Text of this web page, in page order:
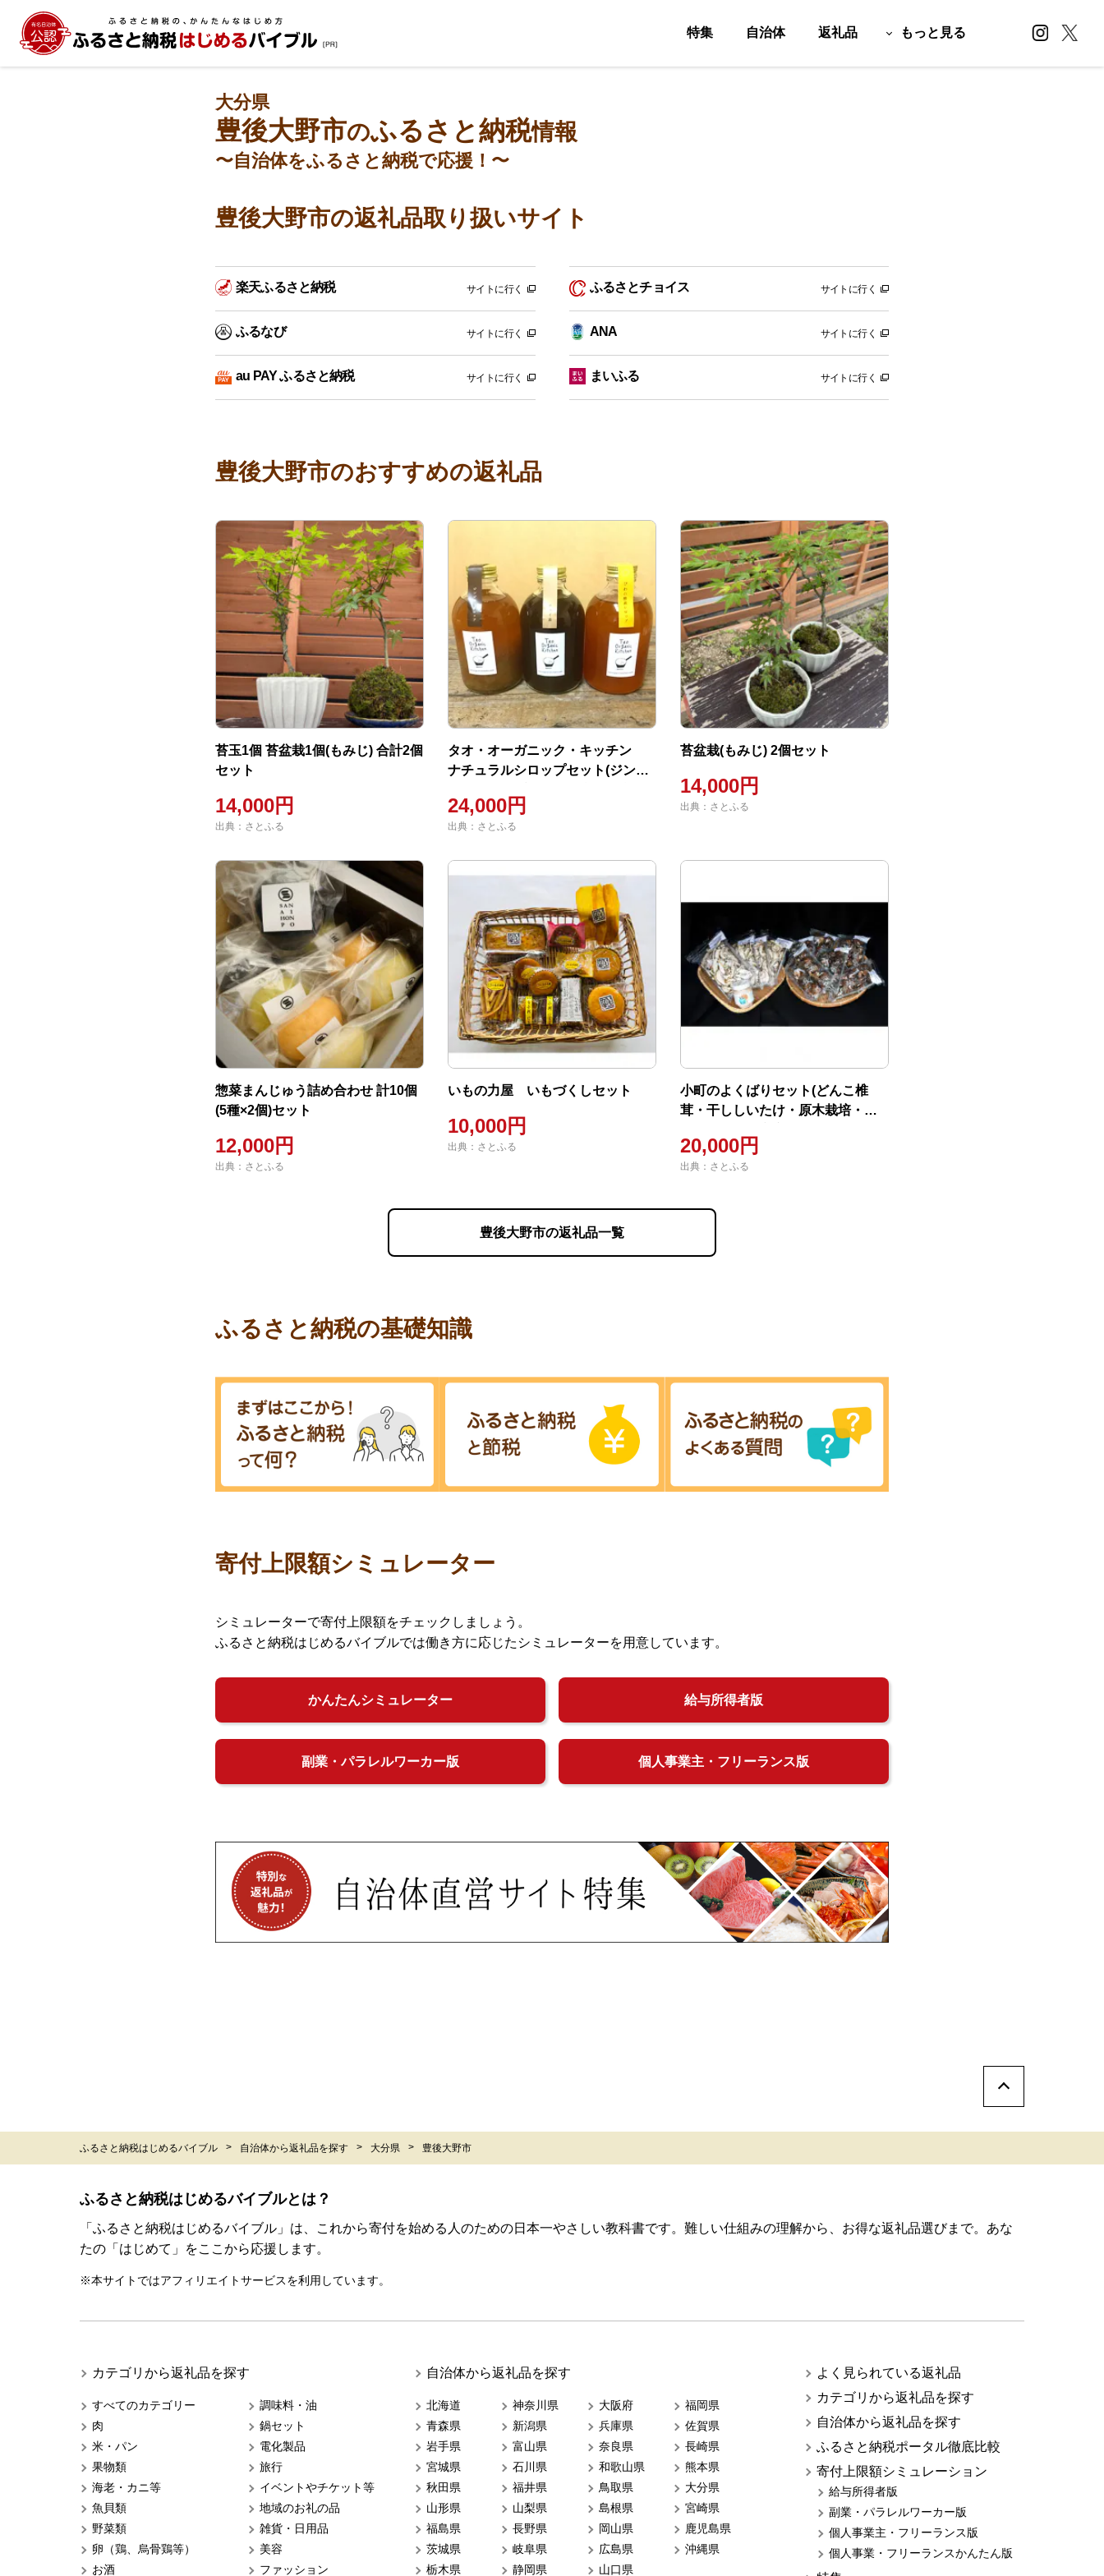
特集 自治体 返礼品 もっと見る
大分県
豊後大野市のふるさと納税情報
〜自治体をふるさと納税で応援！〜
豊後大野市の返礼品取り扱いサイト
楽天ふるさと納税 サイトに行く ふるさとチョイス サイトに行く
ふるなび サイトに行く ANA サイトに行く
au PAY ふるさと納税 サイトに行く まいふる サイトに行く
豊後大野市のおすすめの返礼品
苔玉1個 苔盆栽1個(もみじ) 合計2個
セット
14,000円
出典：さとふる
タオ・オーガニック・キッチン
ナチュラルシロップセット(ジンジ
ロップ)
24,000円
出典：さとふる
苔盆栽(もみじ) 2個セット
14,000円
出典：さとふる
惣菜まんじゅう詰め合わせ 計10個
(5種×2個)セット
12,000円
出典：さとふる
いもの力屋 いもづくしセット
10,000円
出典：さとふる
小町のよくばりセット(どんこ椎
茸・干ししいたけ・原木栽培・大
20,000円
出典：さとふる
豊後大野市の返礼品一覧
ふるさと納税の基礎知識
寄付上限額シミュレーター
シミュレーターで寄付上限額をチェックしましょう。
ふるさと納税はじめるバイブルでは働き方に応じたシミュレーターを用意しています。
かんたんシミュレーター 給与所得者版
副業・パラレルワーカー版 個人事業主・フリーランス版
ふるさと納税はじめるバイブル 自治体から返礼品を探す 大分県 豊後大野市
ふるさと納税はじめるバイブルとは？
「ふるさと納税はじめるバイブル」は、これから寄付を始める人のための日本一やさしい教科書です。難しい仕組みの理解から、お得な返礼品選びまで。あな
たの「はじめて」をここから応援します。
※本サイトではアフィリエイトサービスを利用しています。
カテゴリから返礼品を探す
すべてのカテゴリー
肉
米・パン
果物類
海老・カニ等
魚貝類
野菜類
卵（鶏、烏骨鶏等）
お酒
調味料・油
鍋セット
電化製品
旅行
イベントやチケット等
地域のお礼の品
雑貨・日用品
美容
ファッション
自治体から返礼品を探す
北海道
青森県
岩手県
宮城県
秋田県
山形県
福島県
茨城県
栃木県
神奈川県
新潟県
富山県
石川県
福井県
山梨県
長野県
岐阜県
静岡県
大阪府
兵庫県
奈良県
和歌山県
鳥取県
島根県
岡山県
広島県
山口県
福岡県
佐賀県
長崎県
熊本県
大分県
宮崎県
鹿児島県
沖縄県
よく見られている返礼品
カテゴリから返礼品を探す
自治体から返礼品を探す
ふるさと納税ポータル徹底比較
寄付上限額シミュレーション
給与所得者版
副業・パラレルワーカー版
個人事業主・フリーランス版
個人事業・フリーランスかんたん版